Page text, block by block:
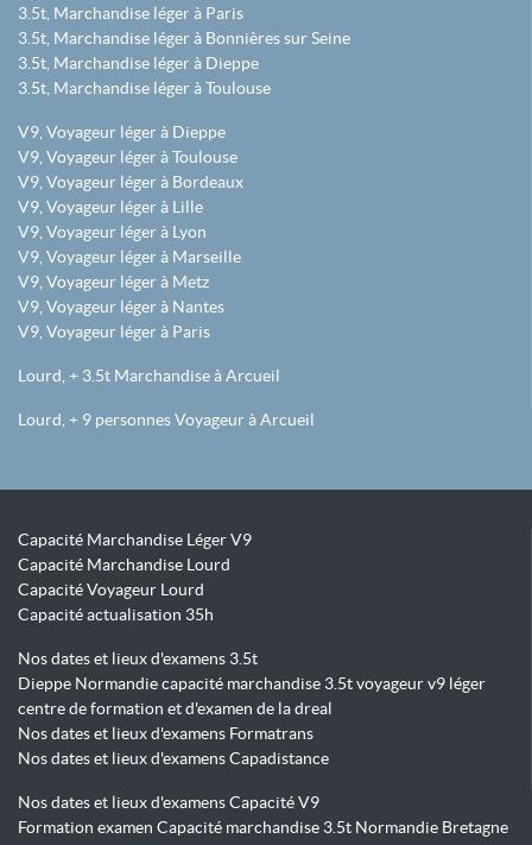
3.5t, Marchandise léger à Paris
3.5t, Marchandise léger à Bonnières sur Seine
3.5t, Marchandise léger à Dieppe
3.5t, Marchandise léger à Toulouse
V9, Voyageur léger à Dieppe
V9, Voyageur léger à Toulouse
V9, Voyageur léger à Bordeaux
V9, Voyageur léger à Lille
V9, Voyageur léger à Lyon
V9, Voyageur léger à Marseille
V9, Voyageur léger à Metz
V9, Voyageur léger à Nantes
V9, Voyageur léger à Paris
Lourd, + 3.5t Marchandise à Arcueil
Lourd, + 9 personnes Voyageur à Arcueil
Capacité Marchandise Léger V9
Capacité Marchandise Lourd
Capacité Voyageur Lourd
Capacité actualisation 35h
Nos dates et lieux d'examens 3.5t
Dieppe Normandie capacité marchandise 3.5t voyageur v9 léger
centre de formation et d'examen de la dreal
Nos dates et lieux d'examens Formatrans
Nos dates et lieux d'examens Capadistance
Nos dates et lieux d'examens Capacité V9
Formation examen Capacité marchandise 3.5t Normandie Bretagne